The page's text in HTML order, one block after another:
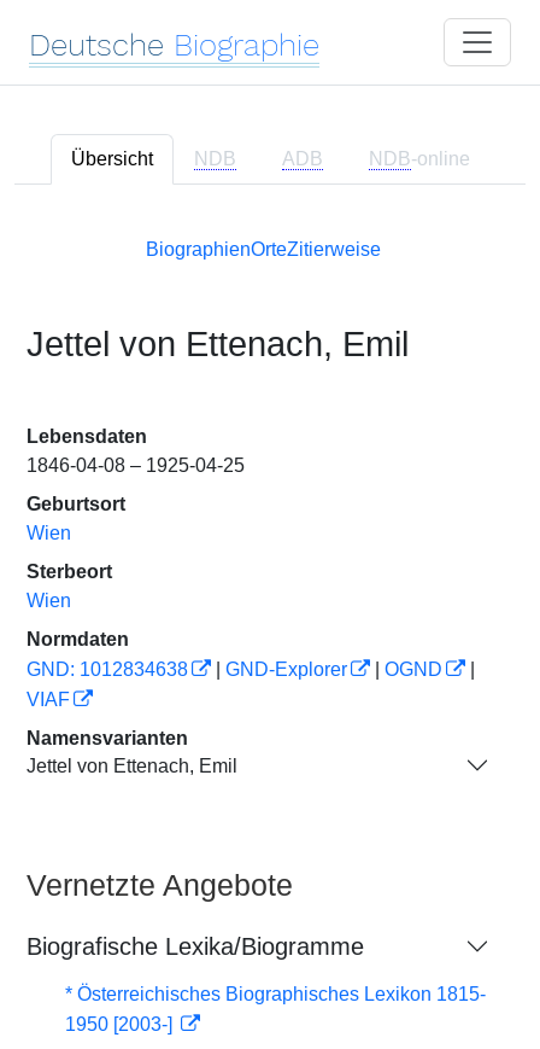
Deutsche Biographie
Übersicht NDB ADB NDB-online
BiographienOrteZitierweise
Jettel von Ettenach, Emil
Lebensdaten
1846-04-08 – 1925-04-25
Geburtsort
Wien
Sterbeort
Wien
Normdaten
GND: 1012834638
GND-Explorer OGND
VIAF
Namensvarianten
Jettel von Ettenach, Emil
Vernetzte Angebote
Biografische Lexika/Biogramme
* Österreichisches Biographisches Lexikon 1815-
1950 [2003-]